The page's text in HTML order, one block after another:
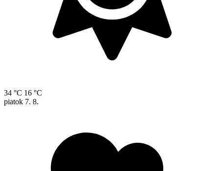
34 °C 16 °C
piatok 7. 8.